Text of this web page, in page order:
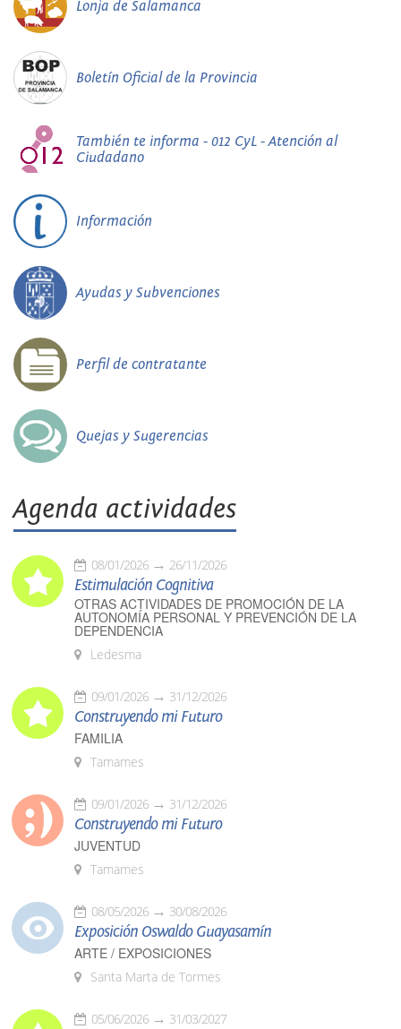
Lonja de Salamanca
Boletín Oficial de la Provincia
También te informa - 012 CyL - Atención al
Ciudadano
Información
Ayudas y Subvenciones
Perfil de contratante
Quejas y Sugerencias
Agenda actividades
08/01/2026 26/11/2026
Estimulación Cognitiva
OTRAS ACTIVIDADES DE PROMOCIÓN DE LA
AUTONOMÍA PERSONAL Y PREVENCIÓN DE LA
DEPENDENCIA
Ledesma
09/01/2026 31/12/2026
Construyendo mi Futuro
FAMILIA
Tamames
09/01/2026 31/12/2026
Construyendo mi Futuro
JUVENTUD
Tamames
08/05/2026 30/08/2026
Exposición Oswaldo Guayasamín
ARTE / EXPOSICIONES
Santa Marta de Tormes
05/06/2026 31/03/2027